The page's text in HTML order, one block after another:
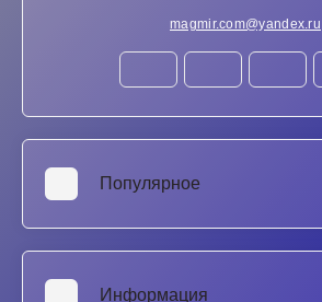
magmir.com@yandex.ru
Популярное
Информация